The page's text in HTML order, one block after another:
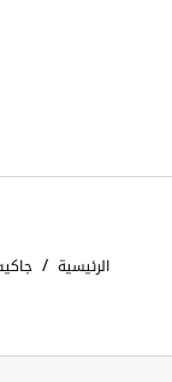
الرئيسية /